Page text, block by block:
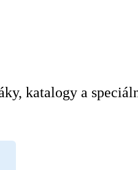
katalogy a